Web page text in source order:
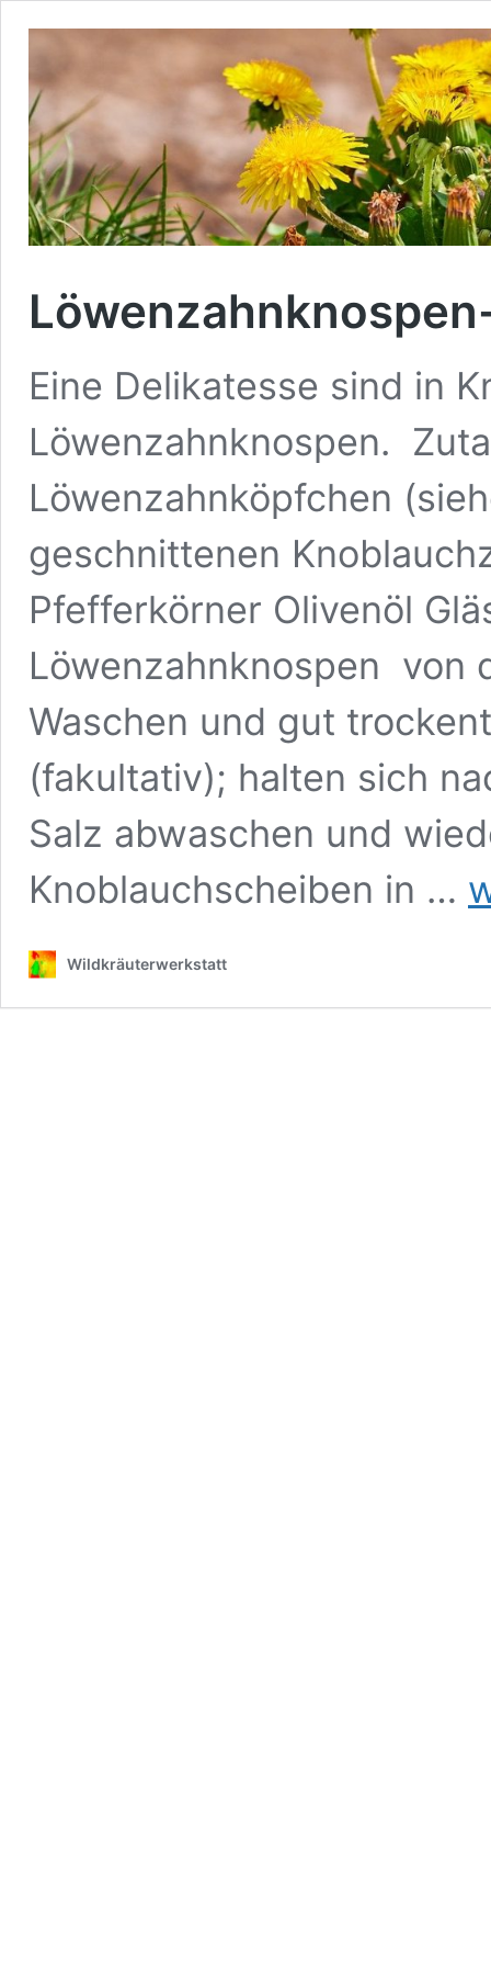
Eine Delikatesse sind in
Löwenzahnknospen.
Löwenzahnköpfchen
geschnittenen
Pfefferkörner Olivenöl
Löwenzahnknospen von
Waschen und gut
(fakultativ); halten sich
Salz abwaschen und
Knoblauchscheiben in …
Wildkräuterwerkstatt